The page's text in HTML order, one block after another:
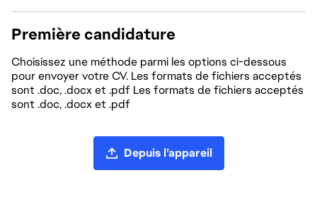
Première candidature
Choisissez une méthode parmi les options ci-dessous
pour envoyer votre CV. Les formats de fichiers acceptés
sont .doc, .docx et .pdf Les formats de fichiers acceptés
sont .doc, .docx et .pdf
Depuis l’appareil